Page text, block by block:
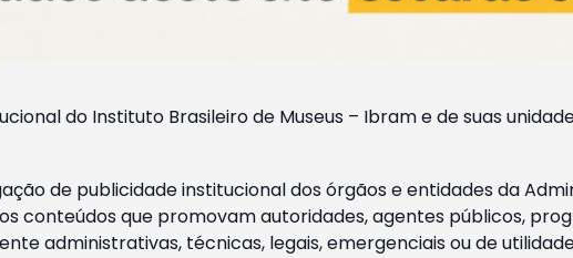
do Instituto Brasileiro de Museus – Ibram e de suas
de publicidade institucional dos órgãos e entidades da
conteúdos que promovam autoridades, agentes públicos,
administrativas, técnicas, legais, emergenciais ou de